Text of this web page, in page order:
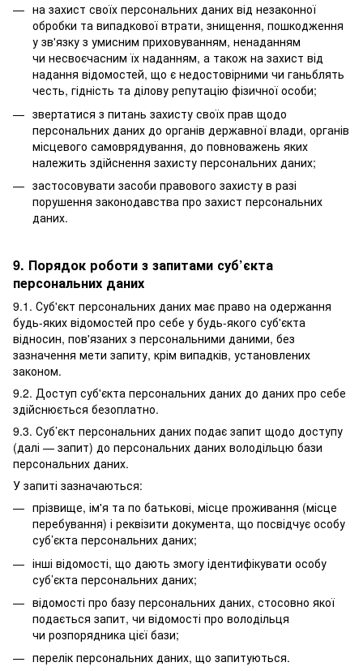
на захист своїх персональних даних від незаконної
обробки та випадкової втрати, знищення, пошкодження
у зв'язку з умисним приховуванням, ненаданням
чи несвоєчасним їх наданням, а також на захист від
надання відомостей, що є недостовірними чи ганьблять
честь, гідність та ділову репутацію фізичної особи;
звертатися з питань захисту своїх прав щодо
персональних даних до органів державної влади, органів
місцевого самоврядування, до повноважень яких
належить здійснення захисту персональних даних;
застосовувати засоби правового захисту в разі
порушення законодавства про захист персональних
даних.
9. Порядок роботи з запитами суб’єкта
персональних даних
9.1. Суб'єкт персональних даних має право на одержання
будь-яких відомостей про себе у будь-якого суб'єкта
відносин, пов'язаних з персональними даними, без
зазначення мети запиту, крім випадків, установлених
законом.
9.2. Доступ суб'єкта персональних даних до даних про себе
здійснюється безоплатно.
9.3. Суб’єкт персональних даних подає запит щодо доступу
(далі — запит) до персональних даних володільцю бази
персональних даних.
У запиті зазначаються:
прізвище, ім'я та по батькові, місце проживання (місце
перебування) і реквізити документа, що посвідчує особу
суб’єкта персональних даних;
інші відомості, що дають змогу ідентифікувати особу
суб’єкта персональних даних;
відомості про базу персональних даних, стосовно якої
подається запит, чи відомості про володільця
чи розпорядника цієї бази;
перелік персональних даних, що запитуються.